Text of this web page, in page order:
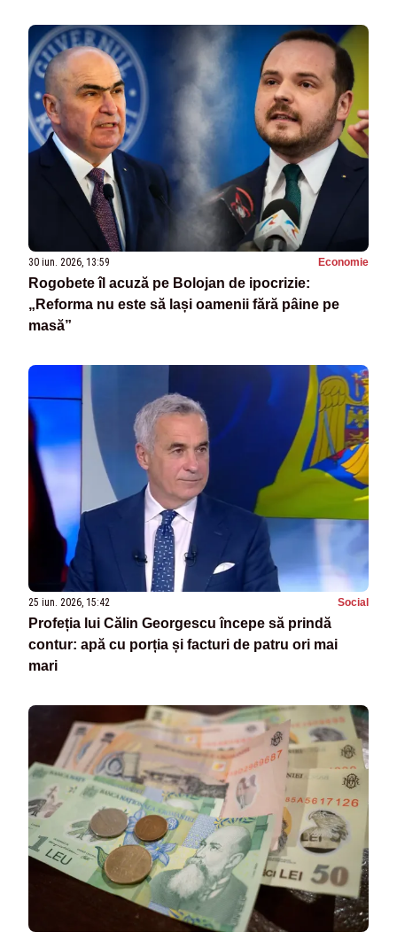
30 iun. 2026, 13:59 Economie
Rogobete îl acuză pe Bolojan de ipocrizie:
„Reforma nu este să lași oamenii fără pâine pe
masă”
25 iun. 2026, 15:42 Social
Profeția lui Călin Georgescu începe să prindă
contur: apă cu porția și facturi de patru ori mai
mari